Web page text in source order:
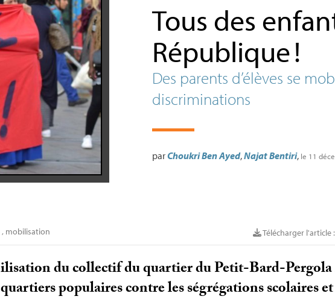
Tous des
République!
Des parents d’élèves se
discriminations
parChoukri Ben Ayed,Najat Bentiri, le 11
Télécharger l'article :
, mobilisation
du collectif du quartier du Petit-Bard-
populaires contre les ségrégations scolaires